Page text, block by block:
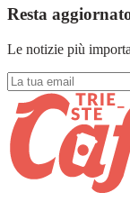
Resta
Le notizie più